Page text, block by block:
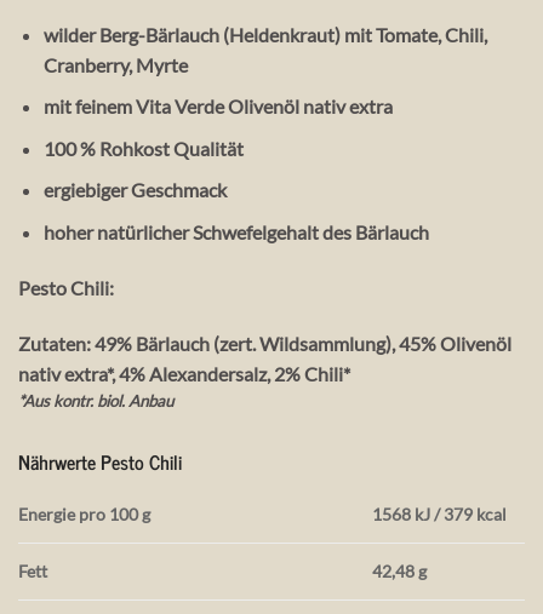
wilder Berg-Bärlauch (Heldenkraut) mit Tomate, Chili,
Cranberry, Myrte
mit feinem Vita Verde Olivenöl nativ extra
100 % Rohkost Qualität
ergiebiger Geschmack
hoher natürlicher Schwefelgehalt des Bärlauch
Pesto Chili:
Zutaten: 49% Bärlauch (zert. Wildsammlung), 45% Olivenöl
nativ extra*, 4% Alexandersalz, 2% Chili*
*Aus kontr. biol. Anbau
Nährwerte Pesto Chili
Energie pro 100 g 1568 kJ / 379 kcal
Fett 42,48 g